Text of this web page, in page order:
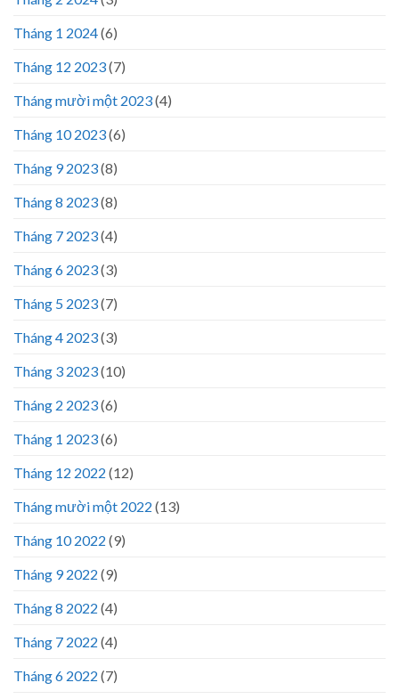
Tháng 1 2024(6)
Tháng 12 2023(7)
Tháng mười một 2023(4)
Tháng 10 2023(6)
Tháng 9 2023(8)
Tháng 8 2023(8)
Tháng 7 2023(4)
Tháng 6 2023(3)
Tháng 5 2023(7)
Tháng 4 2023(3)
Tháng 3 2023(10)
Tháng 2 2023(6)
Tháng 1 2023(6)
Tháng 12 2022 (12)
Tháng mười một 2022 (13)
Tháng 10 2022 (9)
Tháng 9 2022 (9)
Tháng 8 2022 (4)
Tháng 7 2022 (4)
Tháng 6 2022 (7)